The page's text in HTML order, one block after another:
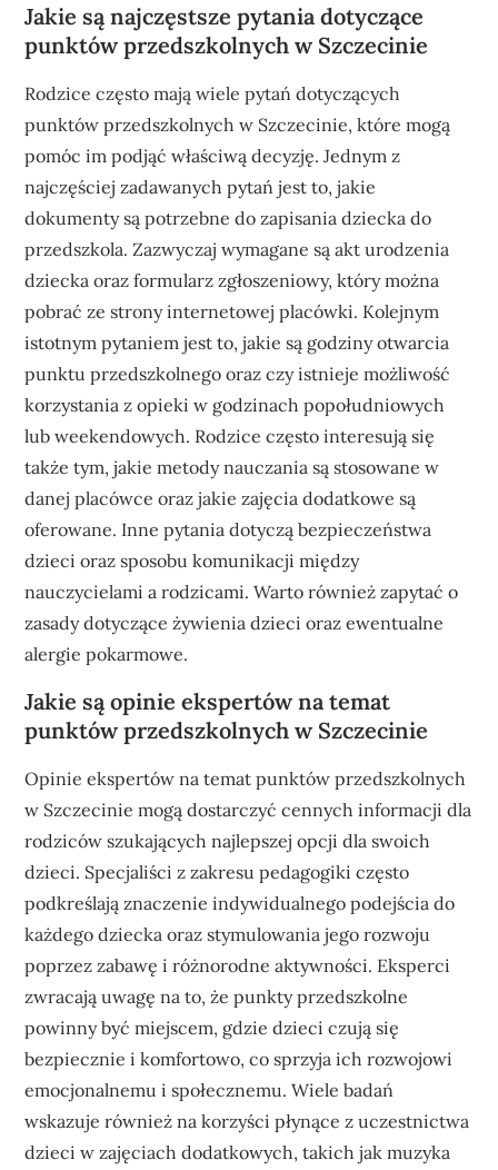
Jakie są najczęstsze pytania dotyczące
punktów przedszkolnych w Szczecinie
Rodzice często mają wiele pytań dotyczących
punktów przedszkolnych w Szczecinie, które mogą
pomóc im podjąć właściwą decyzję. Jednym z
najczęściej zadawanych pytań jest to, jakie
dokumenty są potrzebne do zapisania dziecka do
przedszkola. Zazwyczaj wymagane są akt urodzenia
dziecka oraz formularz zgłoszeniowy, który można
pobrać ze strony internetowej placówki. Kolejnym
istotnym pytaniem jest to, jakie są godziny otwarcia
punktu przedszkolnego oraz czy istnieje możliwość
korzystania z opieki w godzinach popołudniowych
lub weekendowych. Rodzice często interesują się
także tym, jakie metody nauczania są stosowane w
danej placówce oraz jakie zajęcia dodatkowe są
oferowane. Inne pytania dotyczą bezpieczeństwa
dzieci oraz sposobu komunikacji między
nauczycielami a rodzicami. Warto również zapytać o
zasady dotyczące żywienia dzieci oraz ewentualne
alergie pokarmowe.
Jakie są opinie ekspertów na temat
punktów przedszkolnych w Szczecinie
Opinie ekspertów na temat punktów przedszkolnych
w Szczecinie mogą dostarczyć cennych informacji dla
rodziców szukających najlepszej opcji dla swoich
dzieci. Specjaliści z zakresu pedagogiki często
podkreślają znaczenie indywidualnego podejścia do
każdego dziecka oraz stymulowania jego rozwoju
poprzez zabawę i różnorodne aktywności. Eksperci
zwracają uwagę na to, że punkty przedszkolne
powinny być miejscem, gdzie dzieci czują się
bezpiecznie i komfortowo, co sprzyja ich rozwojowi
emocjonalnemu i społecznemu. Wiele badań
wskazuje również na korzyści płynące z uczestnictwa
dzieci w zajęciach dodatkowych, takich jak muzyka